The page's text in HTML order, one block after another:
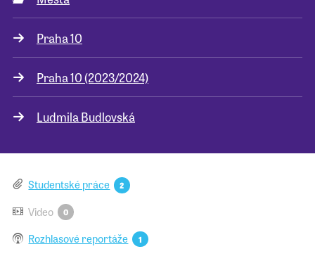
Pro školy
Příběhy našich sousedů
Praha 10
Praha 10 (2023/2024)
Ludmila Budlovská
Studentské práce 2
Video 0
Rozhlasové reportáže 1